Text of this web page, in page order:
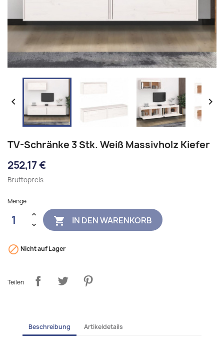
 
TV-Schränke 3 Stk. Weiß Massivholz Kiefer
252,17 €
Bruttopreis
Menge
 IN DEN WARENKORB
 Nicht auf Lager
Teilen
Beschreibung Artikeldetails